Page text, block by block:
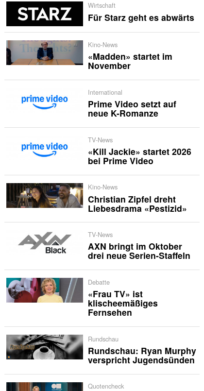
Wirtschaft
Für Starz geht es abwärts
Kino-News
«Madden» startet im
November
International
Prime Video setzt auf
neue K-Romanze
TV-News
«Kill Jackie» startet 2026
bei Prime Video
Kino-News
Christian Zipfel dreht
Liebesdrama «Pestizid»
TV-News
AXN bringt im Oktober
drei neue Serien-Staffeln
Debatte
«Frau TV» ist
klischeemäßiges
Fernsehen
Rundschau
Rundschau: Ryan Murphy
verspricht Jugendsünden
Quotencheck